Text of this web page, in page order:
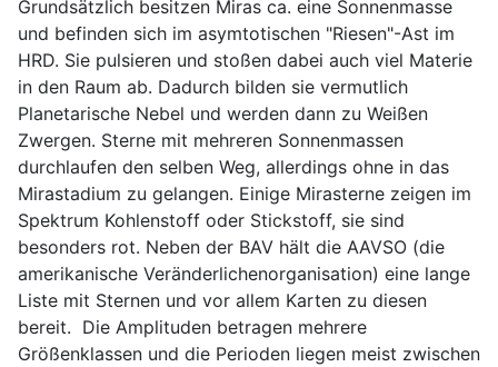
Grundsätzlich besitzen Miras ca. eine Sonnenmasse
und befinden sich im asymtotischen "Riesen"-Ast im
HRD. Sie pulsieren und stoßen dabei auch viel Materie
in den Raum ab. Dadurch bilden sie vermutlich
Planetarische Nebel und werden dann zu Weißen
Zwergen. Sterne mit mehreren Sonnenmassen
durchlaufen den selben Weg, allerdings ohne in das
Mirastadium zu gelangen. Einige Mirasterne zeigen im
Spektrum Kohlenstoff oder Stickstoff, sie sind
besonders rot. Neben der BAV hält die AAVSO (die
amerikanische Veränderlichenorganisation) eine lange
Liste mit Sternen und vor allem Karten zu diesen
bereit. Die Amplituden betragen mehrere
Größenklassen und die Perioden liegen meist zwischen